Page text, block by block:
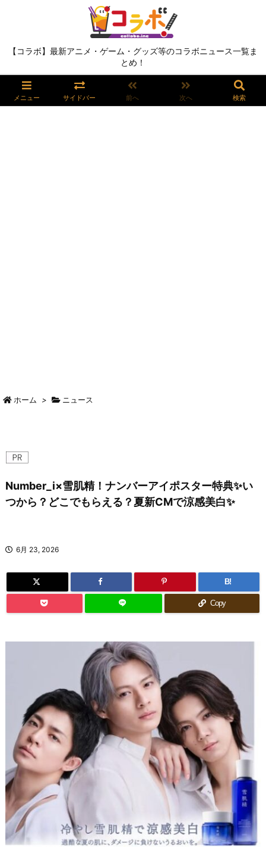
【コラボ】最新アニメ・ゲーム・グッズ等のコラボニュース一覧ま
とめ！
メニュー サイドバー 前へ 次へ 検索
ホーム > ニュース
Number_i×雪肌精！ナンバーアイポスター特典✨い
つから？どこでもらえる？夏新CMで涼感美白✨
6月 23, 2026
B!
Copy